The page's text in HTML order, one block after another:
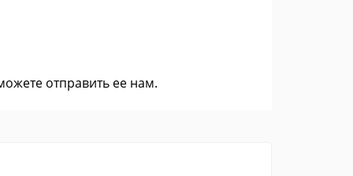
отправить ее нам.